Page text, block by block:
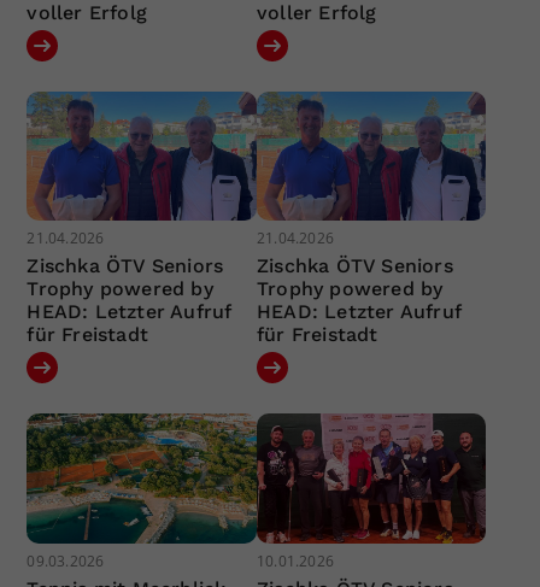
voller Erfolg
voller Erfolg
21.04.2026
Zischka ÖTV Seniors
Trophy powered by
HEAD: Letzter Aufruf
für Freistadt
21.04.2026
Zischka ÖTV Seniors
Trophy powered by
HEAD: Letzter Aufruf
für Freistadt
09.03.2026 10.01.2026